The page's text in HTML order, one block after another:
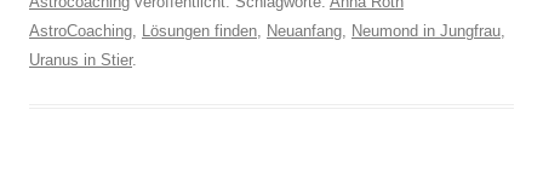
AstroCoaching, Lösungen finden, Neuanfang, Neumond in Jungfrau,
Uranus in Stier.